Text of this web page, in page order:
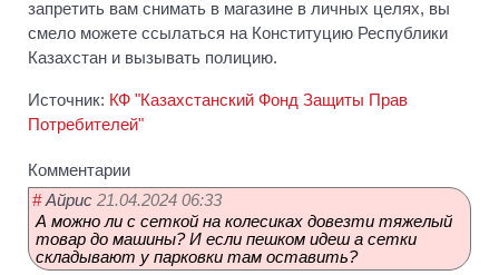
запретить вам снимать в магазине в личных целях, вы
смело можете ссылаться на Конституцию Республики
Казахстан и вызывать полицию.
Источник: КФ "Казахстанский Фонд Защиты Прав
Потребителей"
Комментарии
# Айрис 21.04.2024 06:33
А можно ли с сеткой на колесиках довезти тяжелый
товар до машины? И если пешком идеш а сетки
складывают у парковки там оставить?